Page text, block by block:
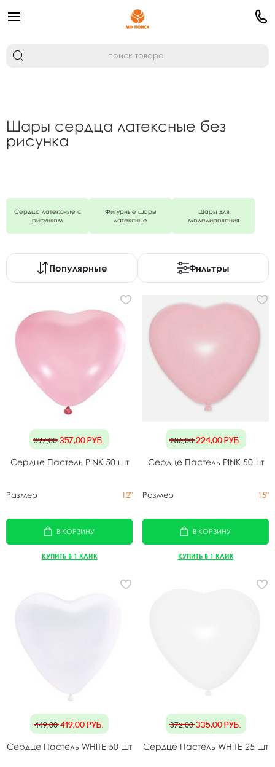
Шары сердца латексные без
рисунка
Сердца латексные с
рисунком
Фигурные шары
латексные
Шары для
моделирования
Популярные Фильтры
397,00357,00руб.
Сердце Пастель PINK 50 шт
Размер 12"
В КОРЗИНУ
КУПИТЬ В 1 КЛИК
286,00224,00руб.
Сердце Пастель PINK 50шт
Размер 15"
В КОРЗИНУ
КУПИТЬ В 1 КЛИК
449,00419,00руб.
Сердце Пастель WHITE 50 шт
372,00335,00руб.
Сердце Пастель WHITE 25 шт